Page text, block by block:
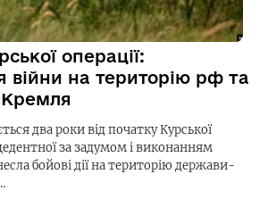
операції:
війни на територію рф та
Кремля
два роки від початку Курської
за задумом і виконанням
бойові дії на територію держави-